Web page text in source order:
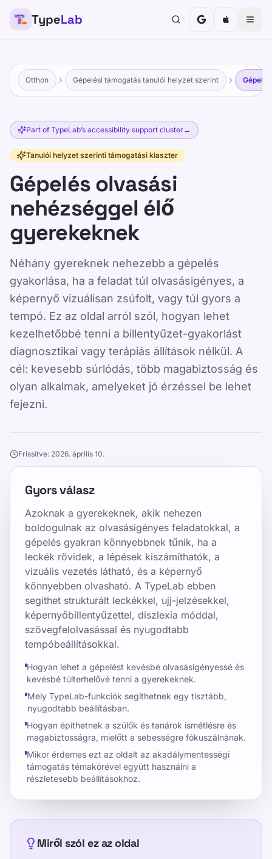
TypeLab
Otthon Gépelési támogatás tanulói helyzet szerint
Part of TypeLab’s accessibility support cluster→
Tanulói helyzet szerinti támogatási klaszter
Gépelés olvasási
nehézséggel élő
gyerekeknek
Néhány gyereknek nehezebb a gépelés
gyakorlása, ha a feladat túl olvasásigényes, a
képernyő vizuálisan zsúfolt, vagy túl gyors a
tempó. Ez az oldal arról szól, hogyan lehet
kezelhetőbbé tenni a billentyűzet-gyakorlást
diagnosztikai vagy terápiás állítások nélkül. A
cél: kevesebb súrlódás, több magabiztosság és
olyan alkalmak, amelyeket jó érzéssel be lehet
fejezni.
Frissítve: 2026. április 10.
Gyors válasz
Azoknak a gyerekeknek, akik nehezen
boldogulnak az olvasásigényes feladatokkal, a
gépelés gyakran könnyebbnek tűnik, ha a
leckék rövidek, a lépések kiszámíthatók, a
vizuális vezetés látható, és a képernyő
könnyebben olvasható. A TypeLab ebben
segíthet strukturált leckékkel, ujj-jelzésekkel,
képernyőbillentyűzettel, diszlexia móddal,
szövegfelolvasással és nyugodtabb
tempóbeállításokkal.
Hogyan lehet a gépelést kevésbé olvasásigényessé és
kevésbé túlterhelővé tenni a gyerekeknek.
Mely TypeLab-funkciók segíthetnek egy tisztább,
nyugodtabb beállításban.
Hogyan építhetnek a szülők és tanárok ismétlésre és
magabiztosságra, mielőtt a sebességre fókuszálnának.
Mikor érdemes ezt az oldalt az akadálymentességi
támogatás témakörével együtt használni a
részletesebb beállításokhoz.
Miről szól ez az oldal